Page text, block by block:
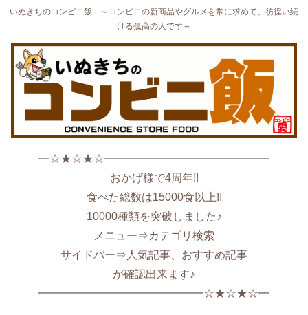
いぬきちのコンビニ飯 ～コンビニの新商品やグルメを常に求めて、彷徨い続
ける孤高の人です～
━☆★☆★☆━━━━━━━━━━━━━━━
おかげ様で4周年!!
食べた総数は15000食以上!!
10000種類を突破しました♪
メニュー⇒カテゴリ検索
サイドバー⇒人気記事、おすすめ記事
が確認出来ます♪
━━━━━━━━━━━━━━━☆★☆★☆━